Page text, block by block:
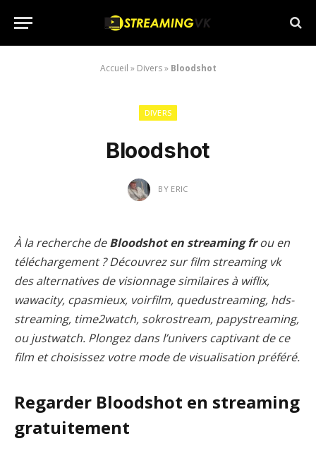
Accueil » Divers» Bloodshot
DIVERS
Bloodshot
BY ERIC
À la recherche deBloodshot en streaming frou en
téléchargement ? Découvrez sur film streaming vk
des alternatives de visionnage similaires à wiflix,
wawacity, cpasmieux, voirfilm, quedustreaming, hds-
streaming, time2watch, sokrostream, papystreaming,
ou justwatch. Plongez dans l’univers captivant de ce
film et choisissez votre mode de visualisation préféré.
Regarder Bloodshot en streaming
gratuitement